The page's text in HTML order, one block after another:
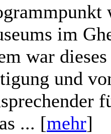
im
war
und
... [mehr]